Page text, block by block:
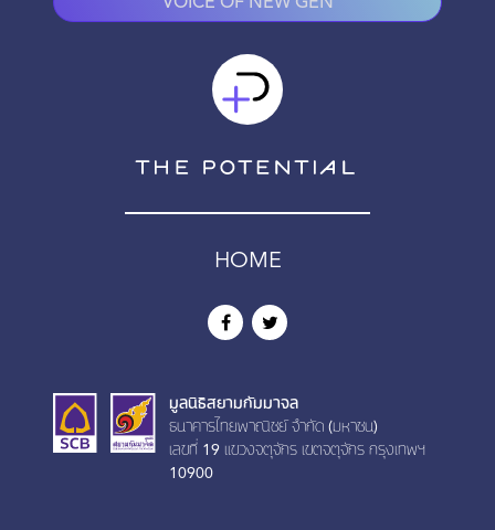
HOME
มูลนิธิสยามกัมมาจล
ธนาคารไทยพาณิชย์ จำกัด (มหาชน)
เลขที่ 19 เเขวงจตุจักร เขตจตุจักร กรุงเทพฯ
10900